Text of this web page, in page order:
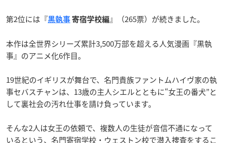
第2位には『黒執事 寄宿学校編』（265票）が続きました。
本作は全世界シリーズ累計3,500万部を超える人気漫画『黒執
事』のアニメ化6作目。
19世紀のイギリスが舞台で、名門貴族ファントムハイヴ家の執
事セバスチャンは、13歳の主人シエルとともに“女王の番犬”と
して裏社会の汚れ仕事を請け負っています。
そんな2人は女王の依頼で、複数人の生徒が音信不通になって
いるという、名門寄宿学校・ウェストン校で潜入捜査をするこ